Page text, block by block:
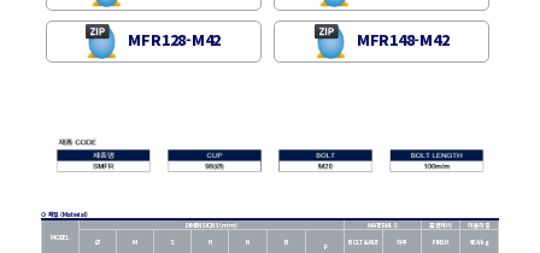
MFR128-M42 MFR148-M42
⊙ 재질 (Material)
MODEL
DIMENSIONS(m/m) MATERIALS 표면처리
허용하중
Ø
M S H N B
​P
BOLT&NUT 하부 FINSH 4EA/kg